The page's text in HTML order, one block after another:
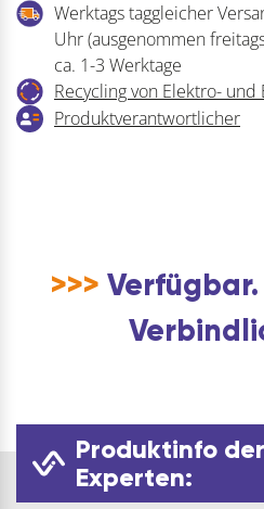
Werktags taggleicher
Uhr (ausgenommen
ca. 1-3 Werktage
Recycling von Elektro-
Produktverantwortlicher
>>>
Produktinfo
Experten: